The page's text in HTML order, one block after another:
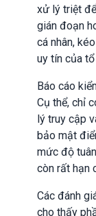
xử lý triệt
gián đoạn
cá nhân,
uy tín của
Báo cáo
Cụ thể, chỉ
lý truy cập
bảo mật
mức độ
còn rất hạn
Các đánh
cho thấy